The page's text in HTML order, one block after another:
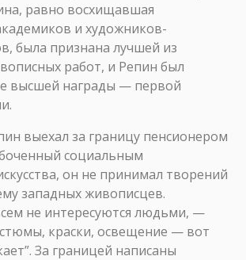
равно восхищавшая
и художников-
была признана лучшей из
работ, и Репин был
высшей награды — первой
выехал за границу пенсионером
социальным
он не принимал творений
западных живописцев.
не интересуются людьми, —
краски, освещение — вот
За границей написаны